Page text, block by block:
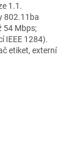
1.1.
802.11ba
54 Mbps;
IEEE 1284).
etiket, externí